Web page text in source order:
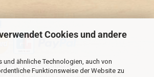
Cookies und andere
und ähnliche Technologien, auch von
Funktionsweise der Website zu
innerhalb Deutschland